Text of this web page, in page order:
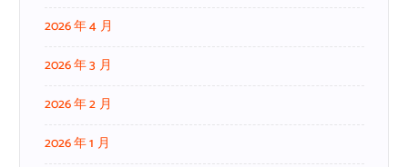
2026 年 4 月
2026 年 3 月
2026 年 2 月
2026 年 1 月